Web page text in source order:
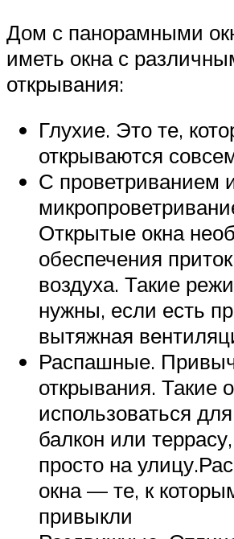
Дом с панорамными
иметь окна с
открывания:
Глухие. Это те,
открываются
С проветриванием
Открытые окна
обеспечения
воздуха. Такие
нужны, если есть
вытяжная
Распашные.
открывания. Такие
использоваться
балкон или
просто на
окна — те, к
привыкли